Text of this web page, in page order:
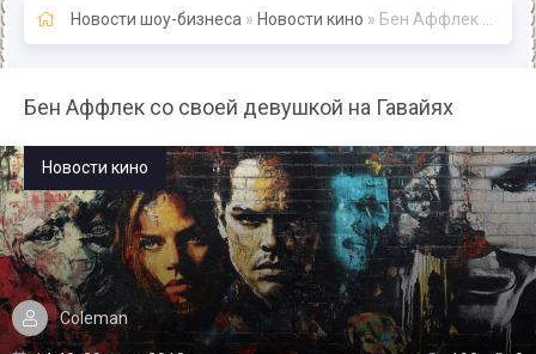
Новости шоу-бизнеса » Новости кино » Бен Аффлек со своей девушкой на Гавайях
Бен Аффлек со своей девушкой на Гавайях
Новости кино
Coleman